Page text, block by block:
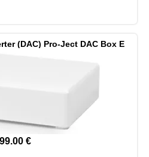
(DAC) Pro-Ject DAC Box E
99.00 €